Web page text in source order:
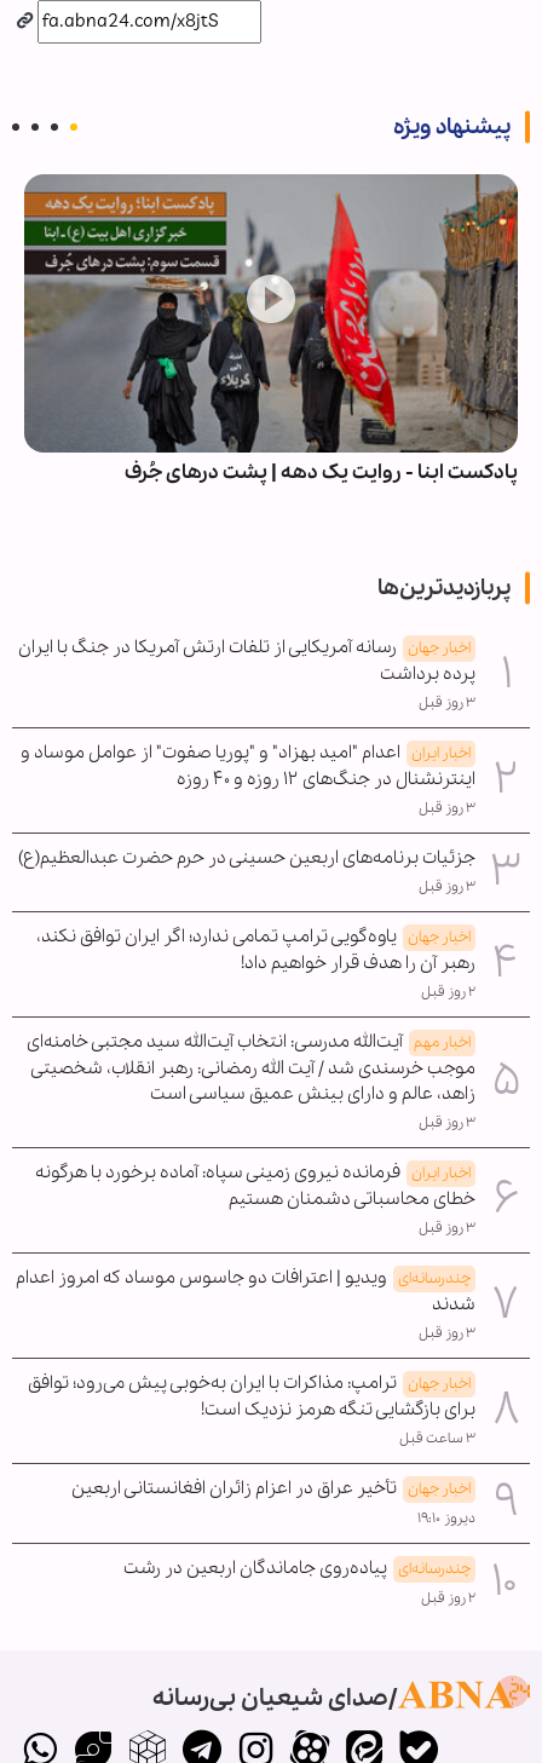
پیشنهاد ویژه
پادکست ابنا - روایت یک دهه | پشت درهای جُرف
پربازدیدترین‌ها
اخبار جهان رسانه آمریکایی از تلفات ارتش آمریکا در جنگ با ایران
پرده برداشت
۳ روز قبل
اخبار ایران اعدام "امید بهزاد" و "پوریا صفوت" از عوامل موساد و
اینترنشنال در جنگ‌های ۱۲ روزه و ۴۰ روزه
۳ روز قبل
جزئیات برنامه‌های اربعین حسینی در حرم حضرت عبدالعظیم(ع)
۳ روز قبل
اخبار جهان یاوه‌گویی ترامپ تمامی ندارد؛ اگر ایران توافق نکند،
رهبر آن را هدف قرار خواهیم داد!
۲ روز قبل
اخبار مهم آیت‌الله مدرسی: انتخاب آیت‌الله سید مجتبی خامنه‌ای
موجب خرسندی شد / آیت الله رمضانی: رهبر انقلاب، شخصیتی
زاهد، عالم و دارای بینش عمیق سیاسی است
۳ روز قبل
اخبار ایران فرمانده نیروی زمینی سپاه: آماده برخورد با هرگونه
خطای محاسباتی دشمنان هستیم
۳ روز قبل
چندرسانه‌ای ویدیو | اعترافات دو جاسوس موساد که امروز اعدام
شدند
۳ روز قبل
اخبار جهان ترامپ: مذاکرات با ایران به‌خوبی پیش می‌رود؛ توافق
برای بازگشایی تنگه هرمز نزدیک است!
۳ ساعت قبل
اخبار جهان تأخیر عراق در اعزام زائران افغانستانی اربعین
دیروز ۱۹:۱۰
چندرسانه‌ای پیاده‌روی جاماندگان اربعین در رشت
۲ روز قبل
صدای شیعیان بی‌رسانه